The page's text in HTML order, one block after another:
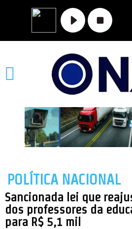
POLÍTICA NACIONAL
Sancionada lei que
dos professores da
para R$ 5,1 mil